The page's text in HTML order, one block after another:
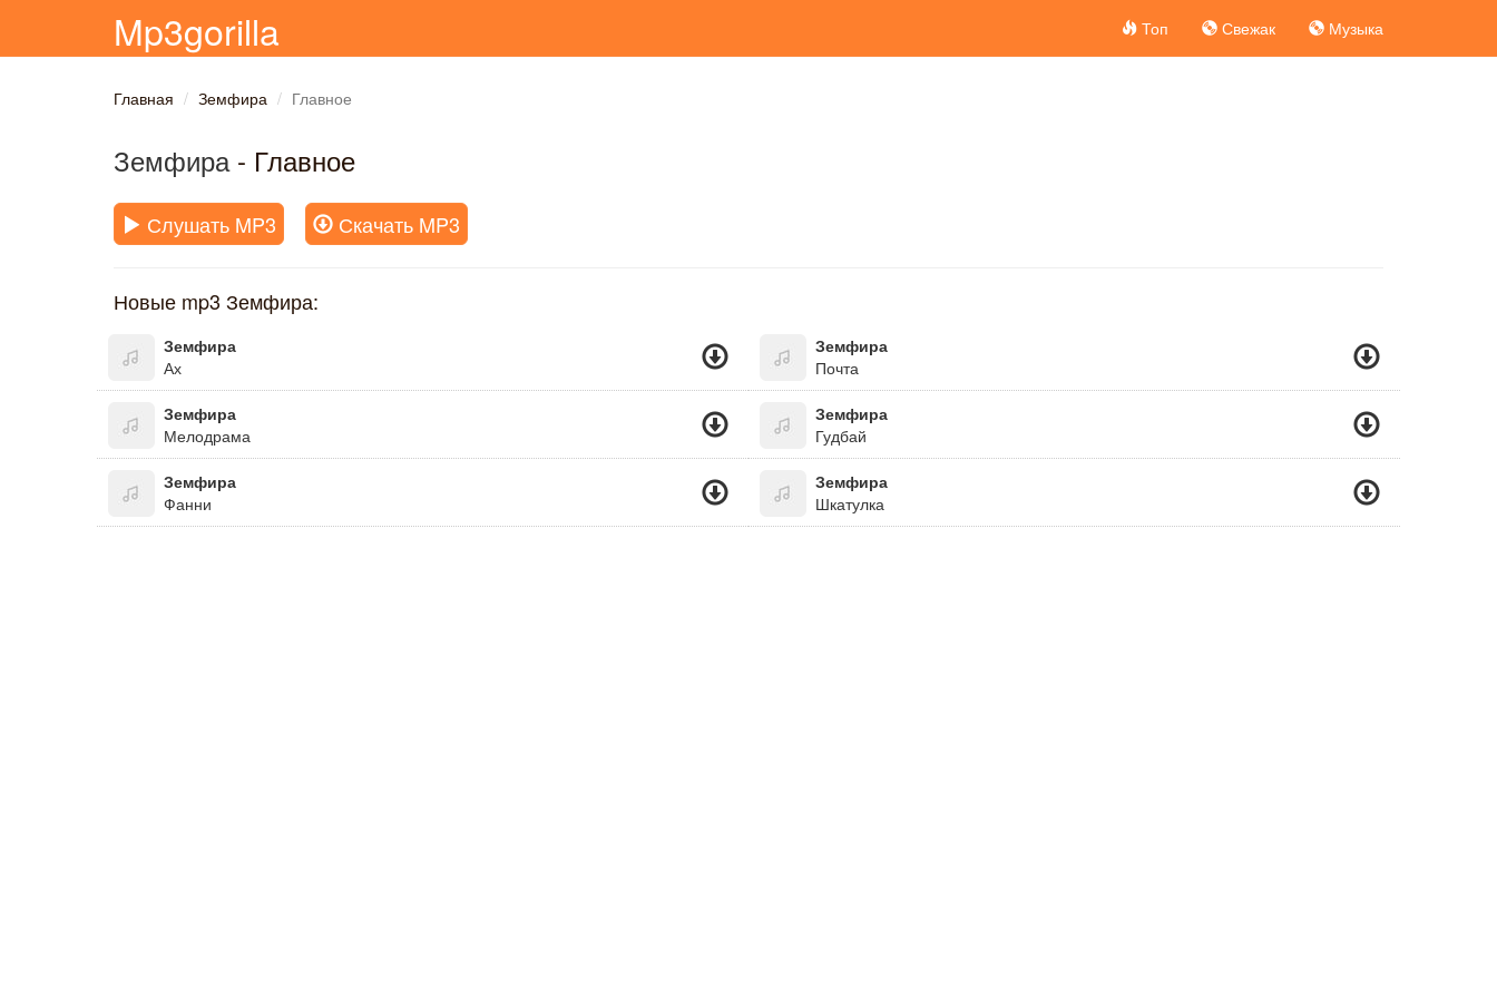
Mp3gorilla Топ Свежак Музыка
Главная Земфира Главное
Земфира- Главное
Слушать MP3 Скачать MP3
Новые mp3 Земфира:
Земфира
Ах
Земфира
Почта
Земфира
Мелодрама
Земфира
Гудбай
Земфира
Фанни
Земфира
Шкатулка